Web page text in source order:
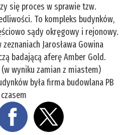
się proces w sprawie tzw.
To kompleks budynków,
sądy okręgowy i rejonowy.
Jarosława Gowina
badającą aferę Amber Gold.
wyniku zamian z miastem)
była firma budowlana PB